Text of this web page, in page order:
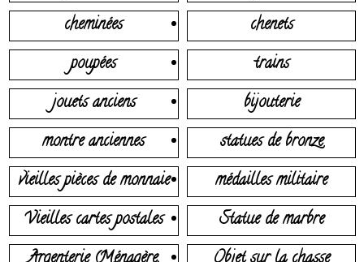
cheminées
chenets
poupées
trains
jouets anciens
bijouterie
montre anciennes
statues de bronze
vieilles pièces de monnaie
médailles militaire
Vieilles cartes postales
Statue de marbre